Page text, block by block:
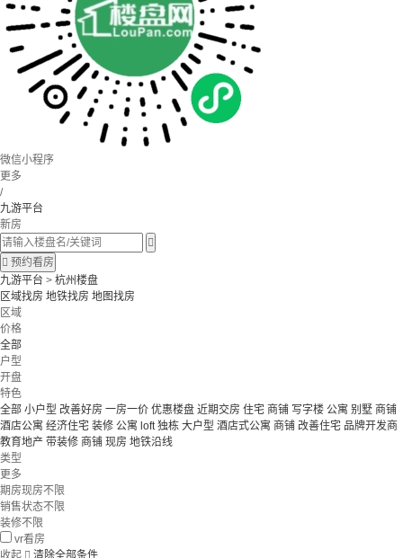
微信小程序
更多
/
九游平台
新房

 预约看房
九游平台 > 杭州楼盘
区域找房 地铁找房 地图找房
区域
价格
全部
户型
开盘
特色
全部 小户型 改善好房 一房一价 优惠楼盘 近期交房 住宅 商铺 写字楼 公寓 别墅 商铺
酒店公寓 经济住宅 装修 公寓 loft独栋 大户型 酒店式公寓 商铺 改善住宅 品牌开发商
教育地产 带装修 商铺 现房 地铁沿线
类型
更多
期房现房不限
销售状态不限
装修不限
vr看房
收起  清除全部条件